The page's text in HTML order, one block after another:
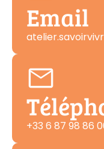
Email
+33 6 87 98 86